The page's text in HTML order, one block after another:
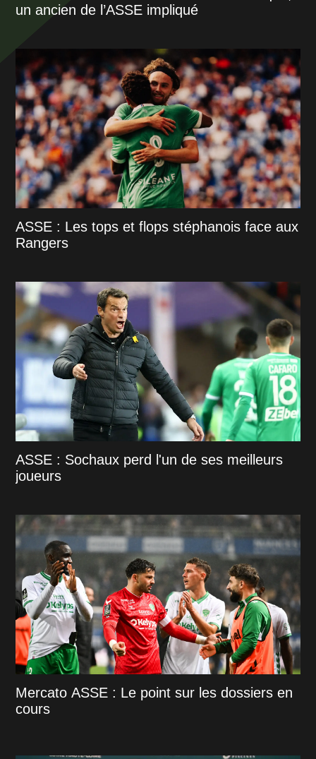
un ancien de l’ASSE impliqué
ASSE : Les tops et flops stéphanois face aux
Rangers
ASSE : Sochaux perd l'un de ses meilleurs
joueurs
Mercato ASSE : Le point sur les dossiers en
cours